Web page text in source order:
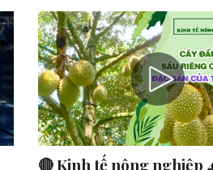
🔴 Kinh tế nông nghiệp